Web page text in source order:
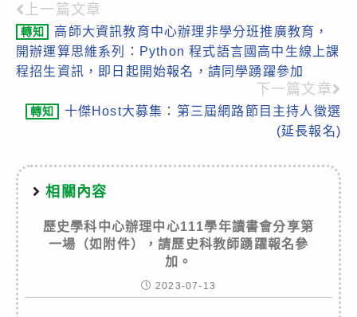
Read
more
articles
上一篇文章
轉知
高師大資訊教育中心辦理非學分班推廣教育，
開辦運算思維系列：Python 程式語言國高中生線上課
程招生資訊，即日起開始報名，請同學踴躍參加
下一篇文章
轉知
十傑Host大募集：第三屆網路節目主持人徵選
(延長報名)
相關內容
歷史學科中心辦理中心111學年讀書會分享第
一場（如附件），請歷史科教師踴躍報名參
加。
2023-07-13